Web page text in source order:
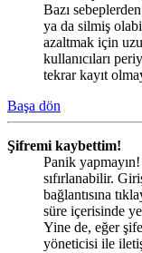
Bazı
ya da silmiş
azaltmak için
kullanıcıları
tekrar kayıt
Başa dön
Şifremi kaybettim!
Panik
sıfırlanabilir.
bağlantısına
süre içerisinde
Yine de, eğer
yöneticisi ile